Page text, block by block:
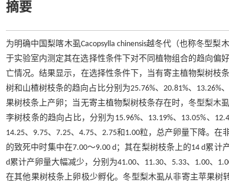
摘要
为明确中国梨喀木虱Cacopsylla chinensis越冬代（也称冬型
于实验室内测定其在选择性条件下对不同植物组合的趋向偏
亡情况。结果显示，在选择性条件下，当有寄主植物梨树枝
树和山楂树枝条的趋向占比分别为25.76%、20.81%、13.26%
果树枝条上产卵；当无寄主植物梨树枝条存在时，冬型梨木
李树枝条的趋向占比，分别为15.96%、13.19%、13.05%、
14.25、9.75、7.25、4.75、2.75和1.00粒，总产卵量下降。
的致死中时集中在7.00～9.00 d；其在梨树枝条上的14 d累
d累计产卵量大幅减少，分别为41.00、11.30、5.33、1.00、
在其他果树枝条上卵极少孵化。冬型梨木虱从非寄主苹果树